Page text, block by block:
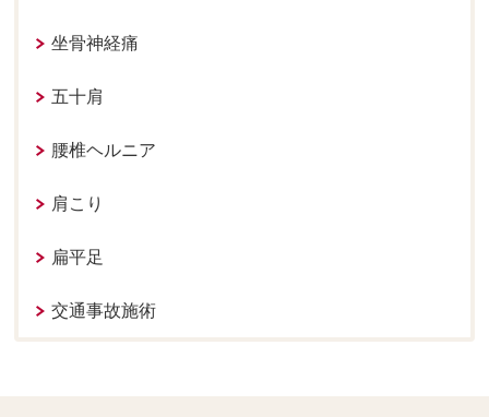
坐骨神経痛
五十肩
腰椎ヘルニア
肩こり
扁平足
交通事故施術